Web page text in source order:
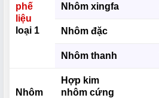
phế
liệu
loại 1
Nhôm xingfa
Nhôm đặc
Nhôm thanh
Nhôm
Hợp kim
nhôm cứng